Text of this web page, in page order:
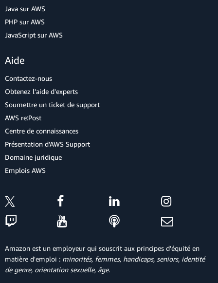
Java sur AWS
PHP sur AWS
JavaScript sur AWS
Aide
Contactez-nous
Obtenez l'aide d'experts
Soumettre un ticket de support
AWS re:Post
Centre de connaissances
Présentation d'AWS Support
Domaine juridique
Emplois AWS
Amazon est un employeur qui souscrit aux principes d'équité en
matière d'emploi : minorités, femmes, handicaps, seniors, identité
de genre, orientation sexuelle, âge.